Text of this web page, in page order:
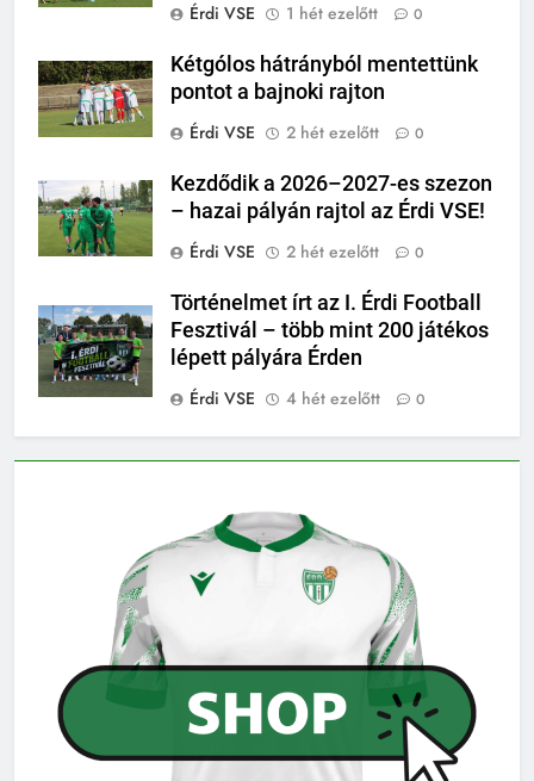
Érdi VSE 1 hét ezelőtt 0
Kétgólos hátrányból mentettünk
pontot a bajnoki rajton
Érdi VSE
2 hét ezelőtt 0
Kezdődik a 2026–2027-es szezon
– hazai pályán rajtol az Érdi VSE!
Érdi VSE
2 hét ezelőtt 0
Történelmet írt az I. Érdi Football
Fesztivál – több mint 200 játékos
lépett pályára Érden
Érdi VSE
4 hét ezelőtt 0